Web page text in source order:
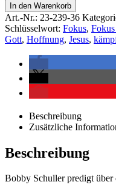
In den Warenkorb
Art.-Nr.: 23-239-36
Schlüsselwort: Fokus,
Gott, Hoffnung, Jesus,
Beschreibung
Zusätzliche
Beschreibung
Bobby Schuller predigt über